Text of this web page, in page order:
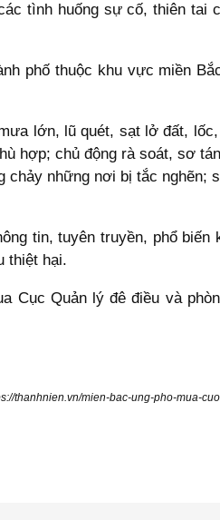
tình huống sự cố, thiên tai
phố thuộc khu vực miền
lớn, lũ quét, sạt lở đất,
hợp; chủ động rà soát, sơ
những nơi bị tắc nghẽn;
tin, tuyên truyền, phổ
thiệt hại.
Cục Quản lý đê điều và
thanhnien.vn/mien-bac-ung-pho-mua-